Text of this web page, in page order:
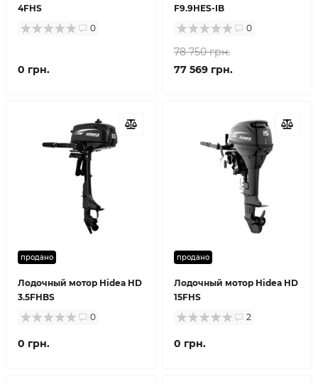
4FHS
0
0 грн.
F9.9HES-IB
0
78 750 грн.
77 569 грн.
продано
Лодочный мотор Hidea HD
3.5FHBS
0
0 грн.
продано
Лодочный мотор Hidea HD
15FHS
2
0 грн.